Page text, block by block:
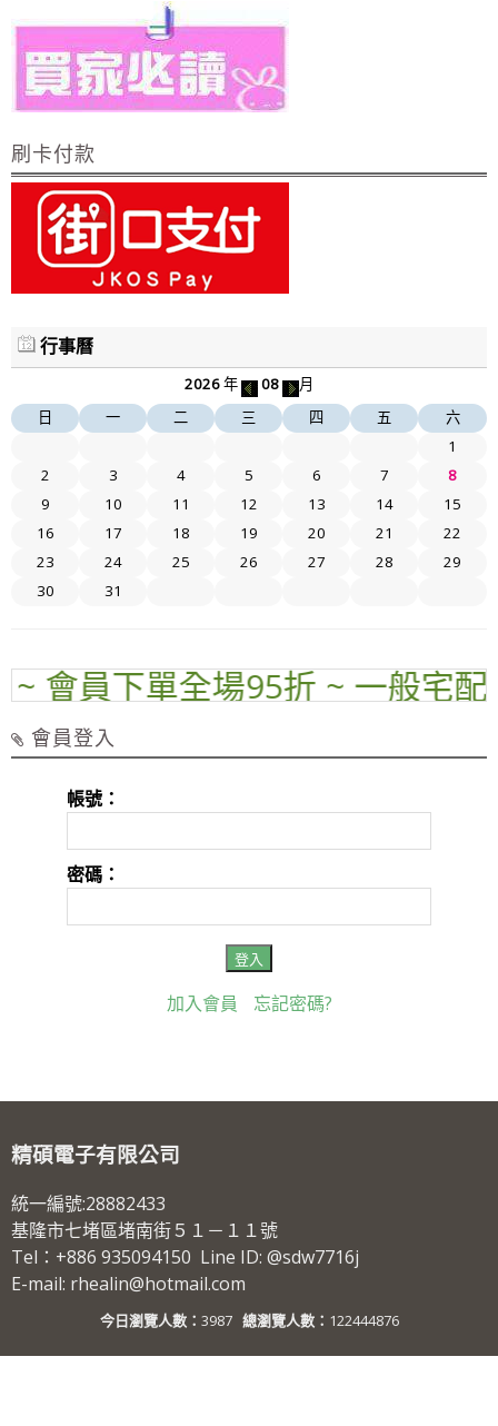
刷卡付款
行事曆
2026年 08
月
日
一 二 三 四 五
六
1
2
3 4 5 6 7
8
9
10 11 12 13 14
15
16
17 18 19 20 21
22
23
24 25 26 27 28
29
30
31
~ 會員下單全場95折 ~ 一般宅配
會員登入
帳號：
密碼：
加入會員 忘記密碼?
精碩電子有限公司
統一編號:28882433
基隆市七堵區堵南街５１－１１號
Tel：+886 935094150 Line ID: @sdw7716j
E-mail: rhealin@hotmail.com
今日瀏覽人數： 3987 總瀏覽人數： 122444876